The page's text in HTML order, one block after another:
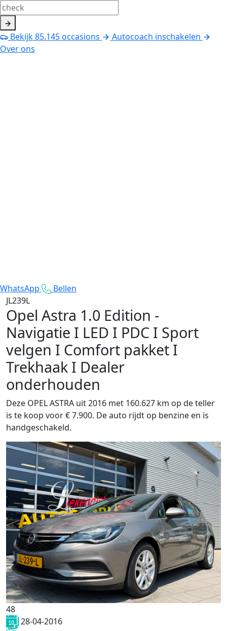
Bekijk85.145occasions
Autocoach inschakelen
Over ons
WhatsApp
Bellen
JL239L
Opel Astra 1.0 Edition -
Navigatie I LED I PDC I Sport
velgen I Comfort pakket I
Trekhaak I Dealer
onderhouden
Deze OPEL ASTRA uit 2016 met 160.627 km op de teller
is te koop voor € 7.900. De auto rijdt op benzine en is
handgeschakeld.
48
28-04-2016